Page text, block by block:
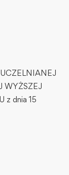
WYŻSZEJ
z dnia 15